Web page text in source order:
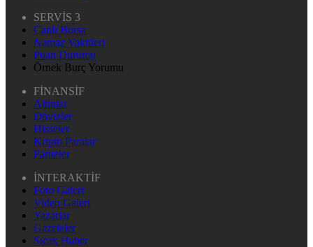
SERVİS 3
Canlı Borsa
Namaz Vakitleri
Puan Durumu
Örnek Burç Yorumu
FİNANSİF
Altınlar
Dövizler
Hisseler
Kripto Paralar
Pariteler
İNTERAKTİF
Foto Galeri
Video Galeri
Yazarlar
Gazeteler
Sıcak Haber